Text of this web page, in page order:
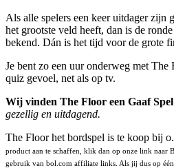
Als alle spelers een keer uitdager zijn
het grootste veld heeft, dan is de
bekend. Dán is het tijd voor de grote
Je bent zo een uur onderweg met
quiz gevoel, net als op tv.
Wij vinden The Floor een Gaaf Spel
gezellig en uitdagend.
The Floor het bordspel is te koop bij
product aan te schaffen, klik dan op onze link naar
gebruik van bol.com affiliate links. Als jij dus op